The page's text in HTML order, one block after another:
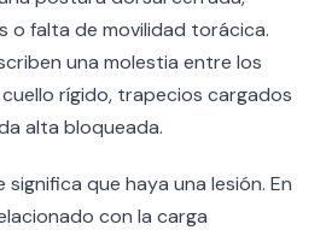
o falta de movilidad torácica.
una molestia entre los
rígido, trapecios cargados
alta bloqueada.
que haya una lesión. En
con la carga